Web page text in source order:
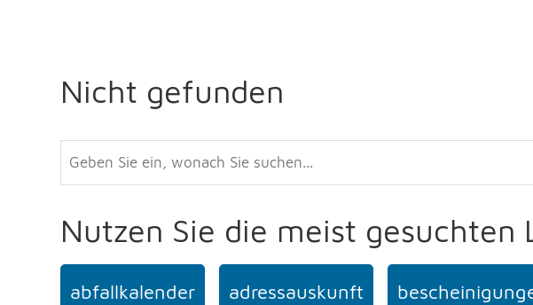
Nicht gefunden
Nutzen Sie die meist gesuchten
abfallkalender adressauskunft